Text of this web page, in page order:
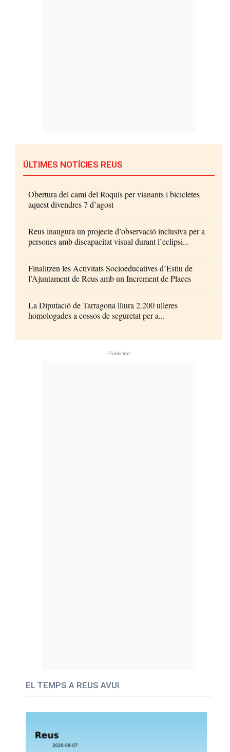
ÚLTIMES NOTÍCIES REUS
Obertura del camí del Roquís per vianants i bicicletes
aquest divendres 7 d’agost
Reus inaugura un projecte d’observació inclusiva per a
persones amb discapacitat visual durant l’eclipsi...
Finalitzen les Activitats Socioeducatives d’Estiu de
l’Ajuntament de Reus amb un Increment de Places
La Diputació de Tarragona lliura 2.200 ulleres
homologades a cossos de seguretat per a...
- Publicitat -
EL TEMPS A REUS AVUI